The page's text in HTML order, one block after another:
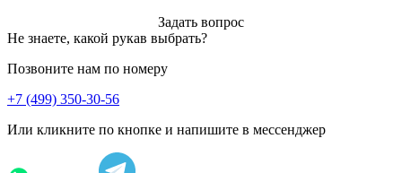
Задать вопрос
Не знаете, какой рукав выбрать?
Позвоните нам по номеру
+7 (499) 350-30-56
Или кликните по кнопке и напишите в мессенджер